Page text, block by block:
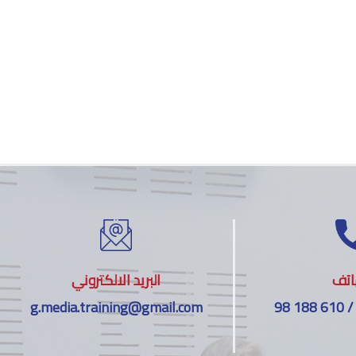
البريد الالكتروني
g.media.training@gmail.com
98 188 610